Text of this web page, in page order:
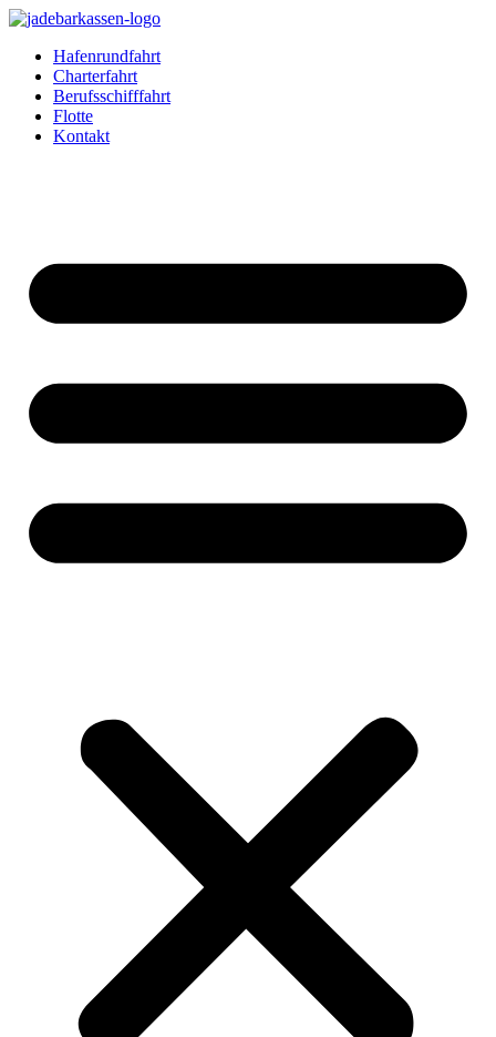
Zum
springenHafenrundfahrt
Charterfahrt
Berufsschifffahrt
Flotte
Kontakt